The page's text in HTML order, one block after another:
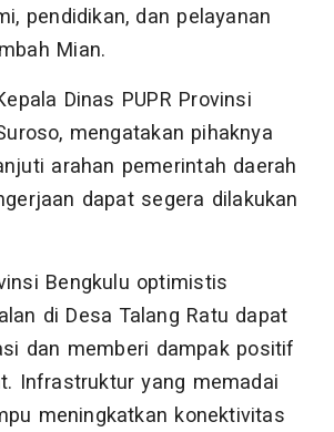
pendidikan, dan pelayanan
Mian.
Dinas PUPR Provinsi
mengatakan pihaknya
arahan pemerintah daerah
dapat segera dilakukan
Bengkulu optimistis
di Desa Talang Ratu dapat
dan memberi dampak positif
Infrastruktur yang memadai
meningkatkan konektivitas